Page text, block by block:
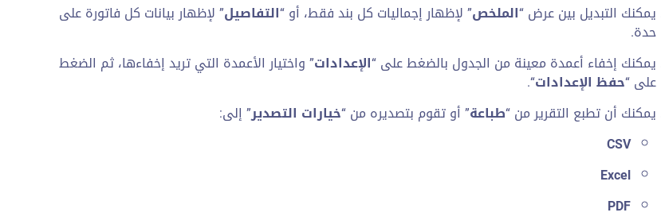
يمكنك التبديل بين عرض “الملخص” لإظهار إجماليات كل بند فقط، أو “التفاصيل” لإظهار بيانات كل فاتورة على
حدة.
يمكنك إخفاء أعمدة معينة من الجدول بالضغط على “الإعدادات” واختيار الأعمدة التي تريد إخفاءها، ثم الضغط
على “حفظ الإعدادات“.
يمكنك أن تطبع التقرير من “طباعة” أو تقوم بتصديره من “خيارات التصدير” إلى:
CSV
Excel
PDF